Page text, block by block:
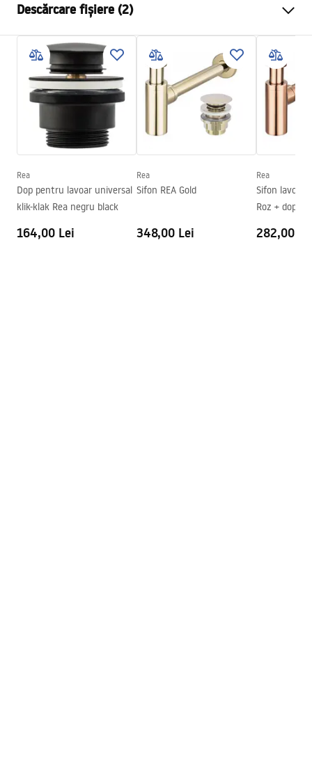
Material
Culoare
Alb, Alb/Auriu
Finisaj
Lucios
Lungime
355mm
Latime
355
Inalime
Adâncime
Formă
Preaplin
Da Nu
Descărcare fișiere (2)
Instrucțiuni de asamblare
Basin.pdf
Warranty_Terms_and_Conditions_Basins_-_5.pdf
Rea
Dop pentru lavoar universal
klik-klak Rea negru black
164,00 Lei
Rea
Sifon REA Gold
348,00 Lei
Rea
Sifon lavoar
Roz + dop tip
282,00